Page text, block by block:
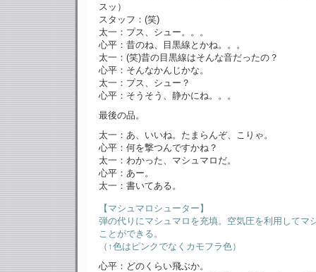
スッ）
スタッフ：(笑)
太一：プス、シュー。。。
心平：昔のね、目黒線とかね。。。
太一：(笑)昔の目黒線はそんな音だったの？
心平：そんなかんじかな。
太一：プス、シュー？
心平：そうそう、静かにね。。。
最後の品。
太一：あ、いいね。たまらんぞ、こりゃ。
心平：何を撃つんですかね？
太一：わかった、マシュマロだ。
心平：あー。
太一：書いてある。
【マシュマロシューター】
弾の代りにマシュマロを充填。空気圧を利用してマ
ことができる。
（↑色はピンクでなくカモフラ色）
心平：どのくらい飛ぶか。